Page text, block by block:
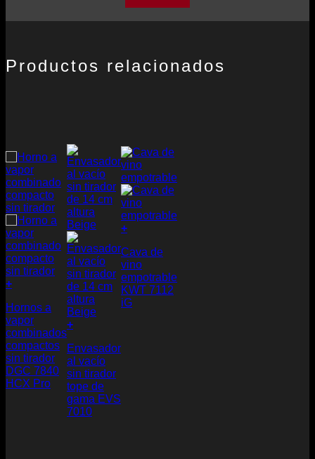
Productos relacionados
+
Hornos a
vapor
combinados
compactos
sin tirador
DGC 7840
HCX Pro
+
Envasador
al vacío
sin tirador
tope de
gama EVS
7010
+
Cava de
vino
empotrable
KWT 7112
iG